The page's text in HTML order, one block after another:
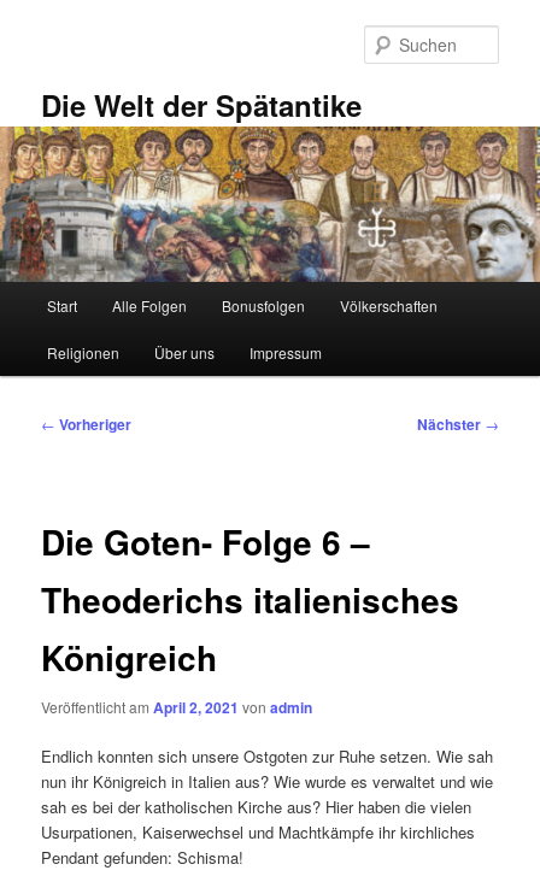
Die Welt der Spätantike
Start Alle Folgen Bonusfolgen Völkerschaften
Religionen Über uns Impressum
Beitragsnavigation
← Vorheriger Nächster →
Die Goten- Folge 6 –
Theoderichs italienisches
Königreich
Veröffentlicht amApril 2, 2021 vonadmin
Endlich konnten sich unsere Ostgoten zur Ruhe setzen. Wie sah
nun ihr Königreich in Italien aus? Wie wurde es verwaltet und wie
sah es bei der katholischen Kirche aus? Hier haben die vielen
Usurpationen, Kaiserwechsel und Machtkämpfe ihr kirchliches
Pendant gefunden: Schisma!